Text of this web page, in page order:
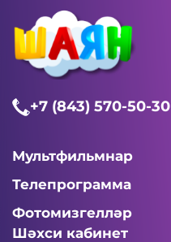
+7 (843) 570-50-30
Мультфильмнар
Телепрограмма
Фотомизгелләр
Шәхси кабинет